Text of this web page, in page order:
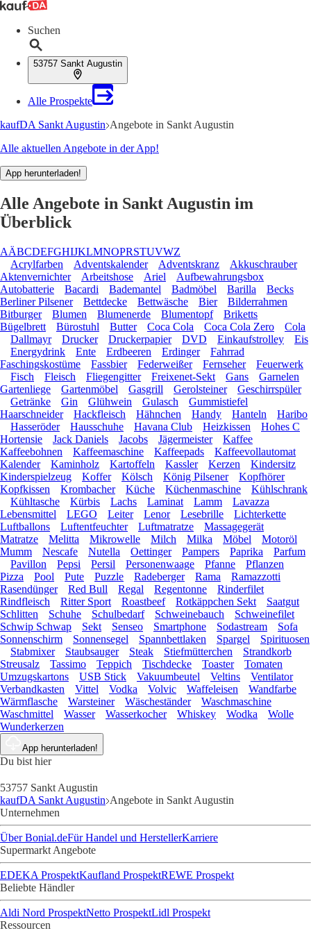
Suchen
53757 Sankt Augustin
Alle Prospekte
kaufDA Sankt Augustin Angebote in Sankt Augustin
Alle aktuellen Angebote in der App!
App herunterladen!
Alle Angebote in Sankt Augustin im
Überblick
AÄBCDEFGHIJKLMNOPRSTUVWZ
Acrylfarben
Adventskalender Adventskranz
Akkuschrauber
Aktenvernichter
Arbeitshose Ariel
Aufbewahrungsbox
Autobatterie
Bacardi Bademantel Badmöbel Barilla
Becks
Berliner Pilsener
Bettdecke Bettwäsche Bier
Bilderrahmen
Bitburger
Blumen Blumenerde Blumentopf
Briketts
Bügelbrett
Bürostuhl Butter Coca Cola Coca Cola Zero
Cola
Dallmayr
Drucker Druckerpapier DVD Einkaufstrolley
Eis
Energydrink
Ente Erdbeeren Erdinger
Fahrrad
Faschingskostüme
Fassbier Federweißer Fernseher
Feuerwerk
Fisch
Fleisch Fliegengitter Freixenet-Sekt Gans
Garnelen
Gartenliege
Gartenmöbel Gasgrill Gerolsteiner
Geschirrspüler
Getränke
Gin Glühwein Gulasch
Gummistiefel
Haarschneider
Hackfleisch Hähnchen Handy Hanteln
Haribo
Hasseröder
Hausschuhe Havana Club Heizkissen
Hohes C
Hortensie
Jack Daniels Jacobs Jägermeister
Kaffee
Kaffeebohnen
Kaffeemaschine Kaffeepads
Kaffeevollautomat
Kalender
Kaminholz Kartoffeln Kassler Kerzen
Kindersitz
Kinderspielzeug
Koffer Kölsch König Pilsener
Kopfhörer
Kopfkissen
Krombacher Küche Küchenmaschine
Kühlschrank
Kühltasche
Kürbis Lachs Laminat Lamm
Lavazza
Lebensmittel
LEGO Leiter Lenor Lesebrille
Lichterkette
Luftballons
Luftentfeuchter Luftmatratze
Massagegerät
Matratze
Melitta Mikrowelle Milch Milka Möbel
Motoröl
Mumm
Nescafe Nutella Oettinger Pampers Paprika
Parfum
Pavillon
Pepsi Persil Personenwaage Pfanne
Pflanzen
Pizza
Pool Pute Puzzle Radeberger Rama
Ramazzotti
Rasendünger
Red Bull Regal Regentonne
Rinderfilet
Rindfleisch
Ritter Sport Roastbeef Rotkäppchen Sekt
Saatgut
Schlitten
Schuhe Schulbedarf Schweinebauch
Schweinefilet
Schwip Schwap
Sekt Senseo Smartphone Sodastream
Sofa
Sonnenschirm
Sonnensegel Spannbettlaken Spargel
Spirituosen
Stabmixer
Staubsauger Steak Stiefmütterchen
Strandkorb
Streusalz
Tassimo Teppich Tischdecke Toaster
Tomaten
Umzugskartons
USB Stick Vakuumbeutel Veltins
Ventilator
Verbandkasten
Vittel Vodka Volvic Waffeleisen
Wandfarbe
Wärmflasche
Warsteiner Wäscheständer
Waschmaschine
Waschmittel
Wasser Wasserkocher Whiskey Wodka
Wolle
Wunderkerzen
App herunterladen!
Du bist hier
53757 Sankt Augustin
kaufDA Sankt Augustin Angebote in Sankt Augustin
Unternehmen
Über Bonial.deFür Handel und HerstellerKarriere
Supermarkt Angebote
EDEKA ProspektKaufland ProspektREWE Prospekt
Beliebte Händler
Aldi Nord ProspektNetto ProspektLidl Prospekt
Ressourcen